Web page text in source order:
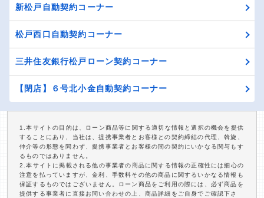
新松戸自動契約コーナー
松戸西口自動契約コーナー
三井住友銀行松戸ローン契約コーナー
【閉店】６号北小金自動契約コーナー
1.本サイトの目的は、ローン商品等に関する適切な情報と選択の機会を提供
することにあり、当社は、提携事業者とお客様との契約締結の代理、斡旋、
仲介等の形態を問わず、提携事業者とお客様の間の契約にいかなる関与もす
るものではありません。
2.本サイトに掲載される他の事業者の商品に関する情報の正確性には細心の
注意を払っていますが、金利、手数料その他の商品に関するいかなる情報も
保証するものではございません。ローン商品をご利用の際には、必ず商品を
提供する事業者に直接お問い合わせの上、商品詳細をご自身でご確認下さ